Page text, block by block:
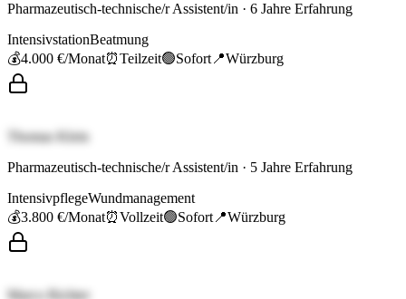
Pharmazeutisch-technische/r Assistent/in · 6 Jahre Erfahrung
IntensivstationBeatmung
💰4.000 €/Monat⏰Teilzeit🟢Sofort 📍Würzburg
Thomas Klein
Pharmazeutisch-technische/r Assistent/in · 5 Jahre Erfahrung
IntensivpflegeWundmanagement
💰3.800 €/Monat⏰Vollzeit🟢Sofort 📍Würzburg
Marco Richter